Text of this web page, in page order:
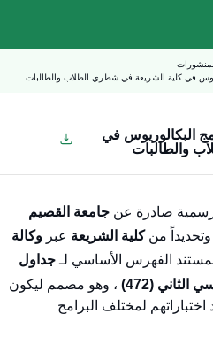
في كلية الشريعة في شطري الطلاب والطالبات
البكالوريوس في
والطالبات
رسمية صادرة عن جامعة القصيم
وتحديداً منكلية الشريعة عبر وكالة
الفهرس الأساسي لـجداول
الثاني (472)
، وهو مصمم ليكون
اختباراتهم لمختلف البرامج